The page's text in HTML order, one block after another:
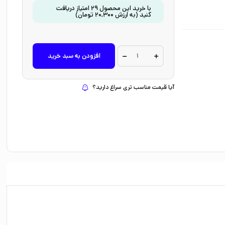
با خرید این محصول29 امتیاز دریافت
کنید(به ارزش 20,300 تومان)
کتاب
دندان
شیری
پور
افزودن به سبد خرید
آیا قیمت مناسب تری سراغ دارید؟